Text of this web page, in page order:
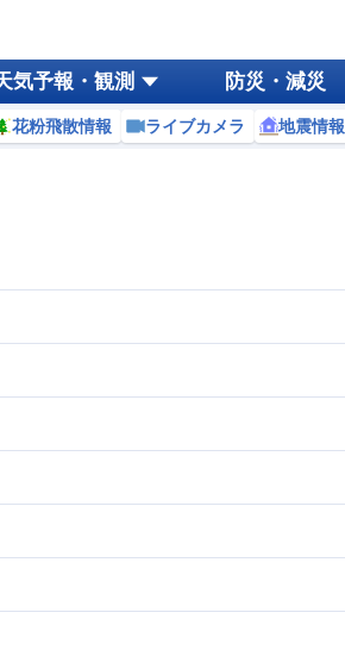
気予報・観測 防災・減災
花粉飛散情報 ライブカメラ 地震情報